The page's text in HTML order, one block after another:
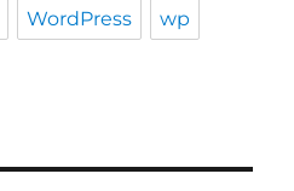
WordPress wp